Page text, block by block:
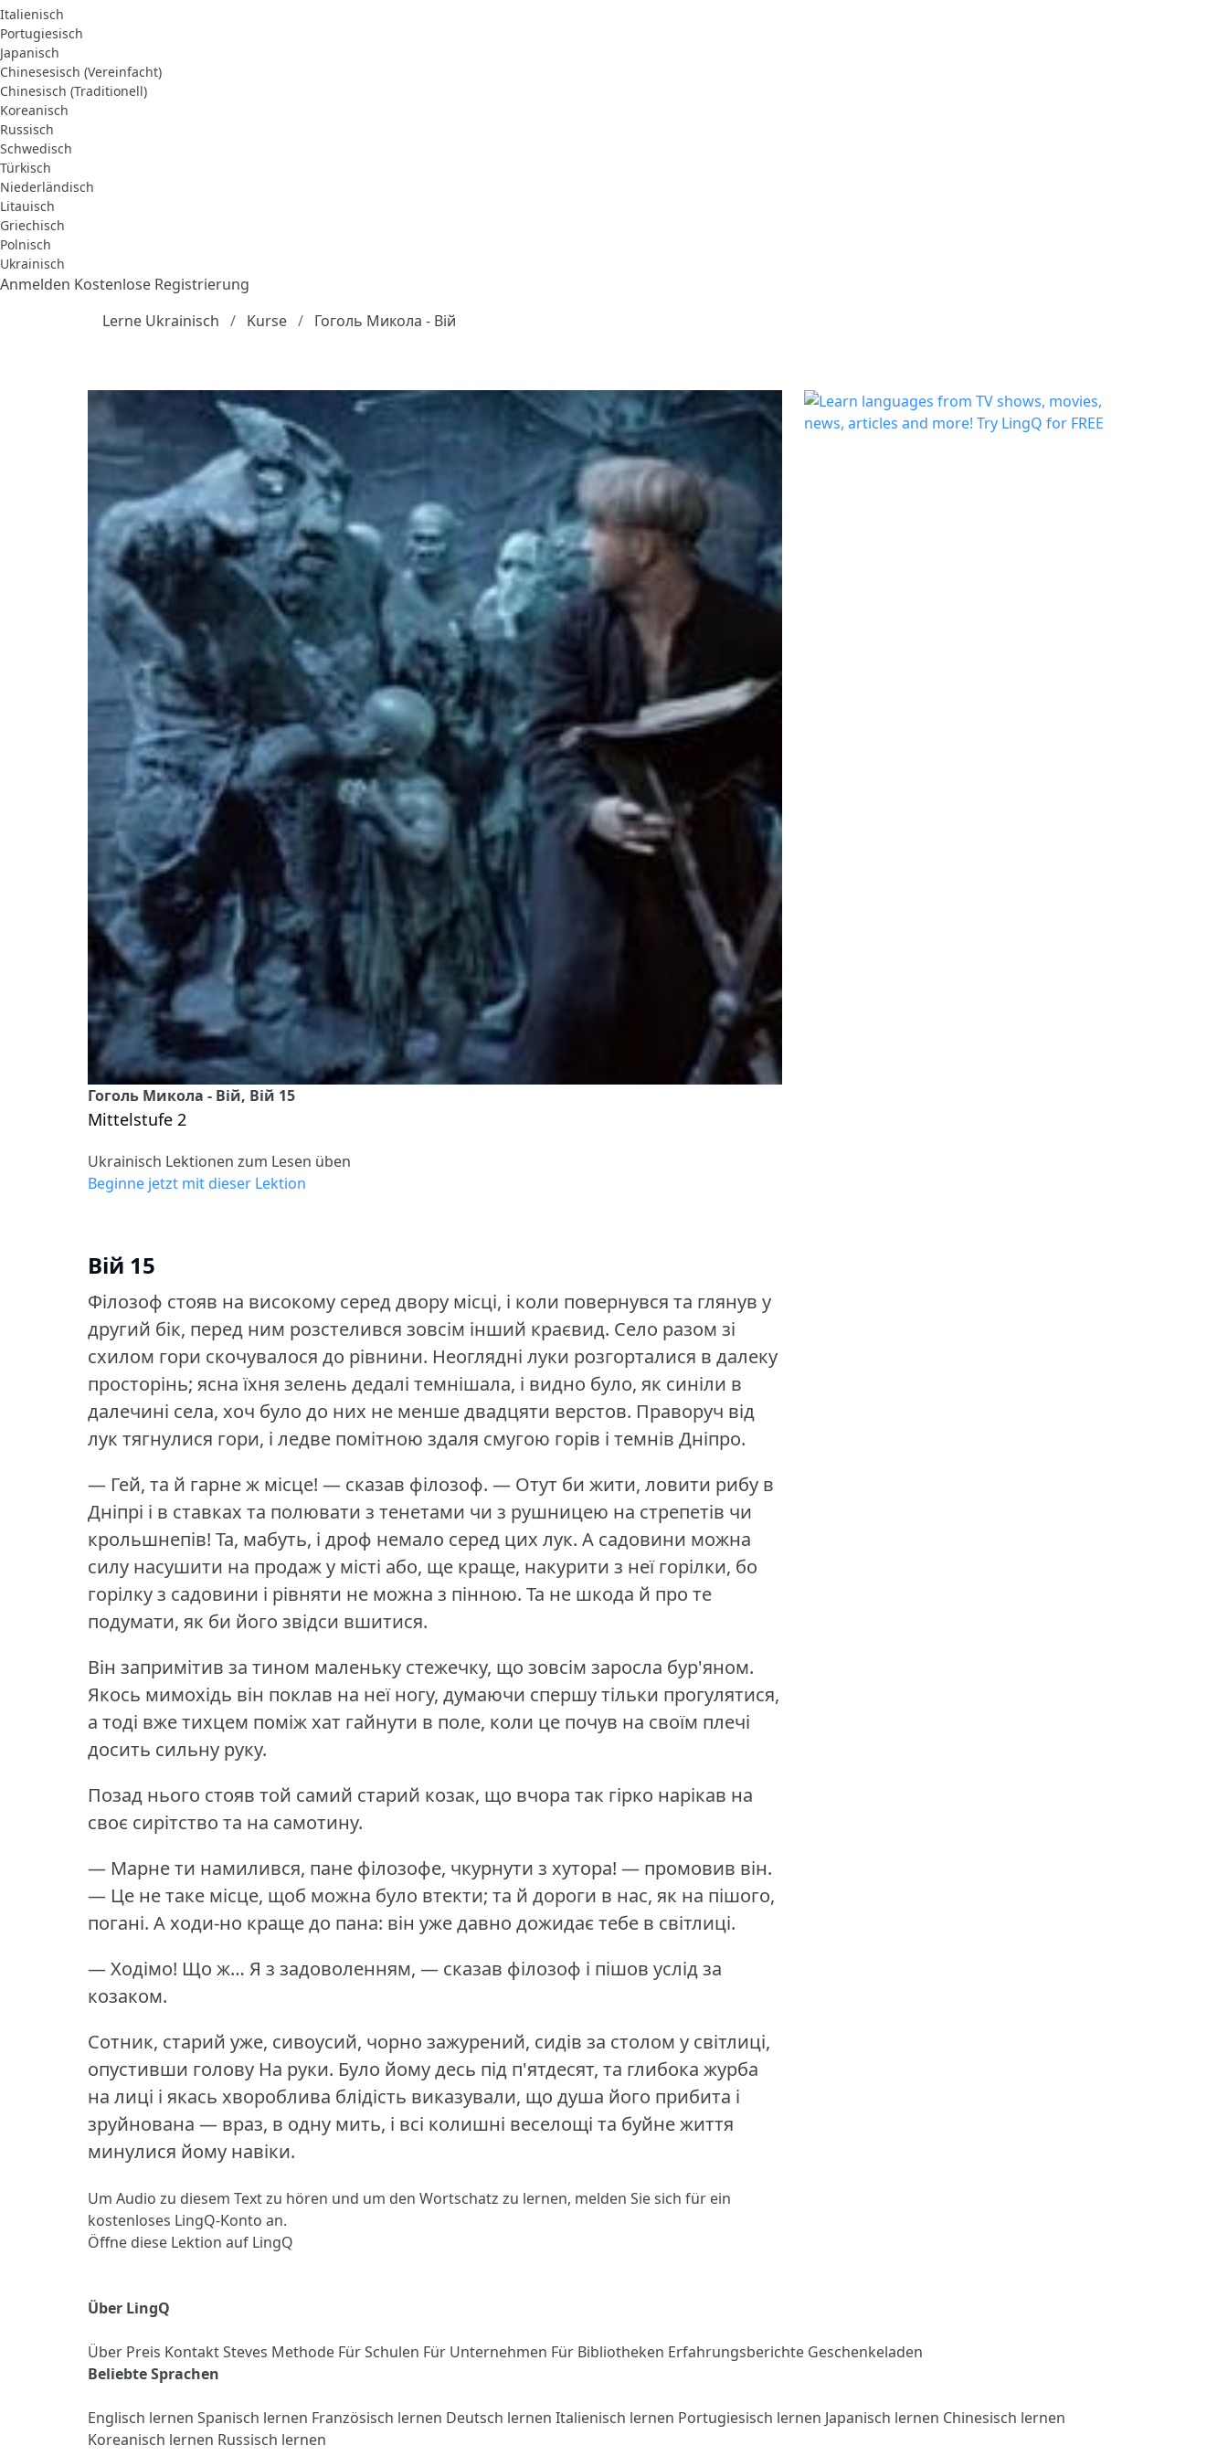
Italienisch
Portugiesisch
Japanisch
Chinesesisch (Vereinfacht)
Chinesisch (Traditionell)
Koreanisch
Russisch
Schwedisch
Türkisch
Niederländisch
Litauisch
Griechisch
Polnisch
Ukrainisch
Anmelden Kostenlose Registrierung
Lerne Ukrainisch
Kurse Гоголь Микола - Вій
Гоголь Микола - Вій, Вій 15
Mittelstufe 2
Ukrainisch Lektionen zum Lesen üben
Beginne jetzt mit dieser Lektion
Вій 15
Філозоф стояв на високому серед двору місці, і коли повернувся та глянув у
другий бік, перед ним розстелився зовсім інший краєвид. Село разом зі
схилом гори скочувалося до рівнини. Неоглядні луки розгорталися в далеку
просторінь; ясна їхня зелень дедалі темнішала, і видно було, як синіли в
далечині села, хоч було до них не менше двадцяти верстов. Праворуч від
лук тягнулися гори, і ледве помітною здаля смугою горів і темнів Дніпро.
— Гей, та й гарне ж місце! — сказав філозоф. — Отут би жити, ловити рибу в
Дніпрі і в ставках та полювати з тенетами чи з рушницею на стрепетів чи
крольшнепів! Та, мабуть, і дроф немало серед цих лук. А садовини можна
силу насушити на продаж у місті або, ще краще, накурити з неї горілки, бо
горілку з садовини і рівняти не можна з пінною. Та не шкода й про те
подумати, як би його звідси вшитися.
Він запримітив за тином маленьку стежечку, що зовсім заросла бур'яном.
Якось мимохідь він поклав на неї ногу, думаючи спершу тільки прогулятися,
а тоді вже тихцем поміж хат гайнути в поле, коли це почув на своїм плечі
досить сильну руку.
Позад нього стояв той самий старий козак, що вчора так гірко нарікав на
своє сирітство та на самотину.
— Марне ти намилився, пане філозофе, чкурнути з хутора! — промовив він.
— Це не таке місце, щоб можна було втекти; та й дороги в нас, як на пішого,
погані. А ходи-но краще до пана: він уже давно дожидає тебе в світлиці.
— Ходімо! Що ж… Я з задоволенням, — сказав філозоф і пішов услід за
козаком.
Сотник, старий уже, сивоусий, чорно зажурений, сидів за столом у світлиці,
опустивши голову На руки. Було йому десь під п'ятдесят, та глибока журба
на лиці і якась хвороблива блідість виказували, що душа його прибита і
зруйнована — враз, в одну мить, і всі колишні веселощі та буйне життя
минулися йому навіки.
Um Audio zu diesem Text zu hören und um den Wortschatz zu lernen, melden Sie sich für ein
kostenloses LingQ-Konto an.
Öffne diese Lektion auf LingQ
Über LingQ
Über Preis KontaktSteves Methode Für Schulen Für Unternehmen Für Bibliotheken Erfahrungsberichte Geschenkeladen
Beliebte Sprachen
Englisch lernen Spanisch lernen Französisch lernen Deutsch lernen Italienisch lernen Portugiesisch lernen Japanisch lernen Chinesisch lernen
Koreanisch lernen Russisch lernen